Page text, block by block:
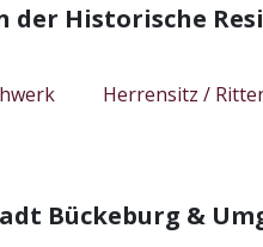
Historische
Herrensitz /
Bückeburg &